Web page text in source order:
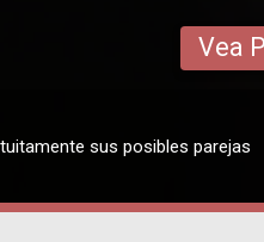
Vea
sus posibles parejas